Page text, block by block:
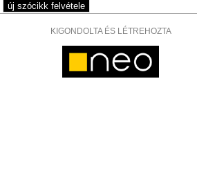
KIGONDOLTA ÉS LÉTREHOZTA